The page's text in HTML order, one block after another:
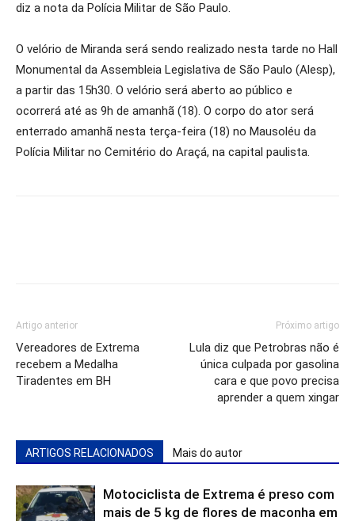
diz a nota da Polícia Militar de São Paulo.
O velório de Miranda será sendo realizado nesta tarde no Hall
Monumental da Assembleia Legislativa de São Paulo (Alesp),
a partir das 15h30. O velório será aberto ao público e
ocorrerá até as 9h de amanhã (18). O corpo do ator será
enterrado amanhã nesta terça-feira (18) no Mausoléu da
Polícia Militar no Cemitério do Araçá, na capital paulista.
Artigo anterior
Vereadores de Extrema
recebem a Medalha
Tiradentes em BH
Próximo artigo
Lula diz que Petrobras não é
única culpada por gasolina
cara e que povo precisa
aprender a quem xingar
ARTIGOS RELACIONADOS Mais do autor
Motociclista de Extrema é preso com
mais de 5 kg de flores de maconha em